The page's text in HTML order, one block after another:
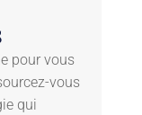
pour vous
vous
qui